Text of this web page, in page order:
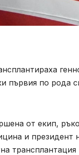
първия по рода
от екип,
и президент